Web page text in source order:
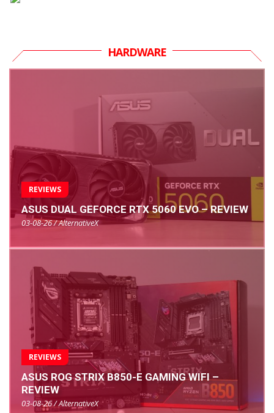
HARDWARE
REVIEWS
ASUS DUAL GEFORCE RTX 5060 EVO – REVIEW
03-08-26 / AlternativeX
REVIEWS
ASUS ROG STRIX B850-E GAMING WIFI –
REVIEW
03-08-26 / AlternativeX